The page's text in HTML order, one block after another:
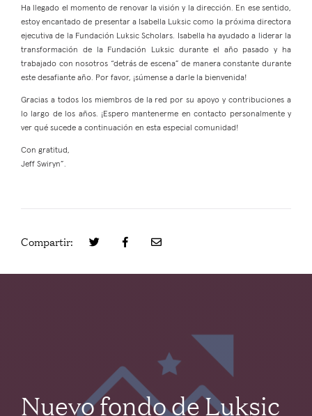
Ha llegado el momento de renovar la visión y la dirección. En ese sentido,
estoy encantado de presentar a Isabella Luksic como la próxima directora
ejecutiva de la Fundación Luksic Scholars. Isabella ha ayudado a liderar la
transformación de la Fundación Luksic durante el año pasado y ha
trabajado con nosotros “detrás de escena” de manera constante durante
este desafiante año. Por favor, ¡súmense a darle la bienvenida!
Gracias a todos los miembros de la red por su apoyo y contribuciones a
lo largo de los años. ¡Espero mantenerme en contacto personalmente y
ver qué sucede a continuación en esta especial comunidad!
Con gratitud,
Jeff Swiryn”.
Compartir:
Nuevo fondo de Luksic